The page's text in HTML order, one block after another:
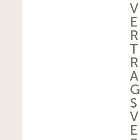
V
E
R
T
R
A
G
S
V
E